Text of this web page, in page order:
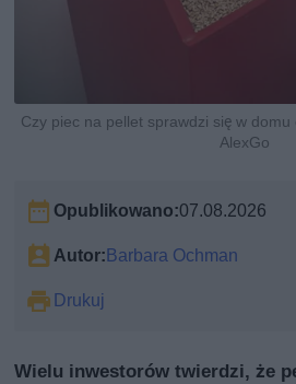
Czy piec na pellet sprawdzi się w
AlexGo
Opublikowano:07.08.2026
Autor: Barbara Ochman
Drukuj
Wielu inwestorów twierdzi, że